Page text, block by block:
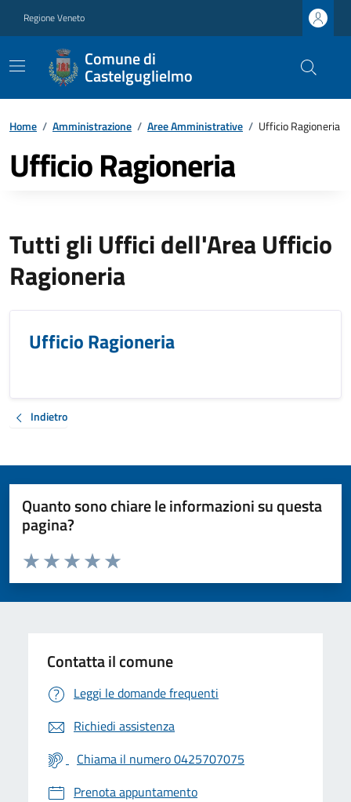
Regione Veneto
Comune di
Castelguglielmo
Home / Amministrazione / Aree Amministrative / Ufficio Ragioneria
Ufficio Ragioneria
Tutti gli Uffici dell'Area Ufficio
Ragioneria
Ufficio Ragioneria
Indietro
Quanto sono chiare le informazioni su questa
pagina?
Valuta da 1 a 5 stelle la pagina
Valuta 5 stelle su 5
Valuta 4 stelle su 5
Valuta 3 stelle su 5
Valuta 2 stelle su 5
Valuta 1 stelle su 5
Contatta il comune
Leggi le domande frequenti
Richiedi assistenza
Chiama il numero 0425707075
Prenota appuntamento